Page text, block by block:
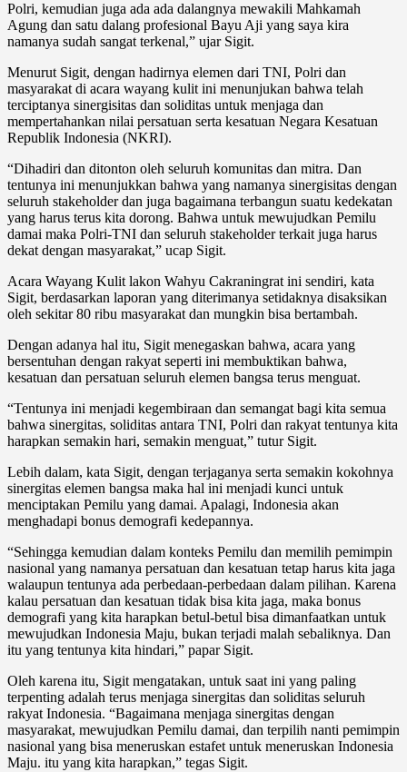
Polri, kemudian juga ada ada dalangnya mewakili Mahkamah
Agung dan satu dalang profesional Bayu Aji yang saya kira
namanya sudah sangat terkenal,” ujar Sigit.
Menurut Sigit, dengan hadirnya elemen dari TNI, Polri dan
masyarakat di acara wayang kulit ini menunjukan bahwa telah
terciptanya sinergisitas dan soliditas untuk menjaga dan
mempertahankan nilai persatuan serta kesatuan Negara Kesatuan
Republik Indonesia (NKRI).
“Dihadiri dan ditonton oleh seluruh komunitas dan mitra. Dan
tentunya ini menunjukkan bahwa yang namanya sinergisitas dengan
seluruh stakeholder dan juga bagaimana terbangun suatu kedekatan
yang harus terus kita dorong. Bahwa untuk mewujudkan Pemilu
damai maka Polri-TNI dan seluruh stakeholder terkait juga harus
dekat dengan masyarakat,” ucap Sigit.
Acara Wayang Kulit lakon Wahyu Cakraningrat ini sendiri, kata
Sigit, berdasarkan laporan yang diterimanya setidaknya disaksikan
oleh sekitar 80 ribu masyarakat dan mungkin bisa bertambah.
Dengan adanya hal itu, Sigit menegaskan bahwa, acara yang
bersentuhan dengan rakyat seperti ini membuktikan bahwa,
kesatuan dan persatuan seluruh elemen bangsa terus menguat.
“Tentunya ini menjadi kegembiraan dan semangat bagi kita semua
bahwa sinergitas, soliditas antara TNI, Polri dan rakyat tentunya kita
harapkan semakin hari, semakin menguat,” tutur Sigit.
Lebih dalam, kata Sigit, dengan terjaganya serta semakin kokohnya
sinergitas elemen bangsa maka hal ini menjadi kunci untuk
menciptakan Pemilu yang damai. Apalagi, Indonesia akan
menghadapi bonus demografi kedepannya.
“Sehingga kemudian dalam konteks Pemilu dan memilih pemimpin
nasional yang namanya persatuan dan kesatuan tetap harus kita jaga
walaupun tentunya ada perbedaan-perbedaan dalam pilihan. Karena
kalau persatuan dan kesatuan tidak bisa kita jaga, maka bonus
demografi yang kita harapkan betul-betul bisa dimanfaatkan untuk
mewujudkan Indonesia Maju, bukan terjadi malah sebaliknya. Dan
itu yang tentunya kita hindari,” papar Sigit.
Oleh karena itu, Sigit mengatakan, untuk saat ini yang paling
terpenting adalah terus menjaga sinergitas dan soliditas seluruh
rakyat Indonesia. “Bagaimana menjaga sinergitas dengan
masyarakat, mewujudkan Pemilu damai, dan terpilih nanti pemimpin
nasional yang bisa meneruskan estafet untuk meneruskan Indonesia
Maju. itu yang kita harapkan,” tegas Sigit.